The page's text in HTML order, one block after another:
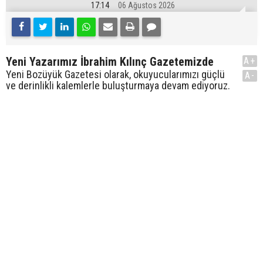
17:14 06 Ağustos 2026
Yeni Yazarımız İbrahim Kılınç Gazetemizde
Yeni Bozüyük Gazetesi olarak, okuyucularımızı güçlü
ve derinlikli kalemlerle buluşturmaya devam ediyoruz.
A+
A-